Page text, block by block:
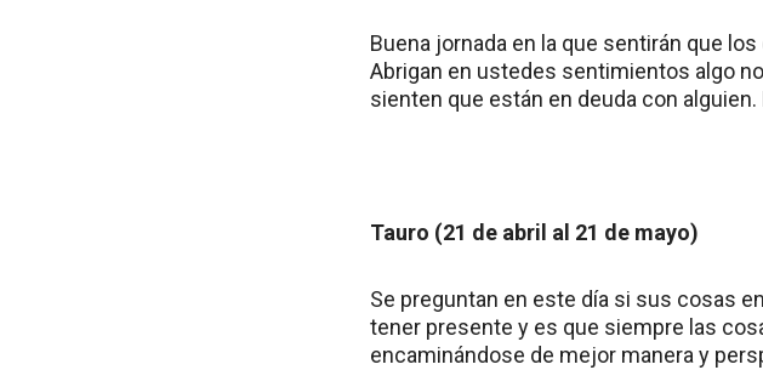
Buena jornada en la que sentirán que
Abrigan en ustedes sentimientos algo
sienten que están en deuda con
Tauro (21 de abril al 21 de mayo)
Se preguntan en este día si sus cosas
tener presente y es que siempre las
encaminándose de mejor manera y